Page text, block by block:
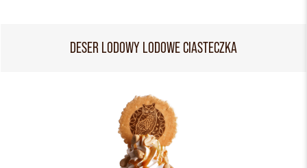
DESER LODOWY LODOWE CIASTECZKA